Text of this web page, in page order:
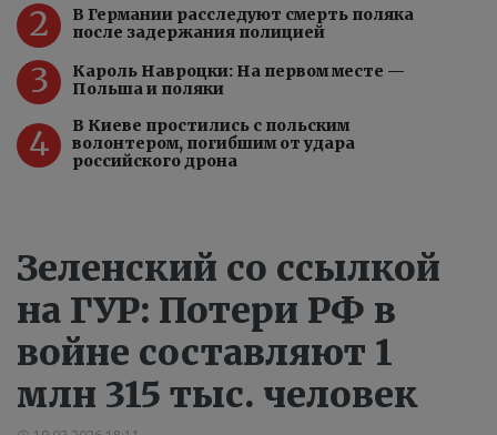
2
В Германии расследуют смерть поляка
после задержания полицией
3
Кароль Навроцки: На первом месте —
Польша и поляки
4
В Киеве простились с польским
волонтером, погибшим от удара
российского дрона
Зеленский со ссылкой
на ГУР: Потери РФ в
войне составляют 1
млн 315 тыс. человек